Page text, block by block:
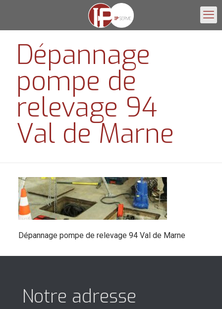
Dépannage
pompe de
relevage 94
Val de Marne
Dépannage pompe de relevage 94 Val de Marne
Notre adresse